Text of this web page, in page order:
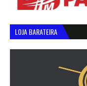
LOJA BARATEIRA